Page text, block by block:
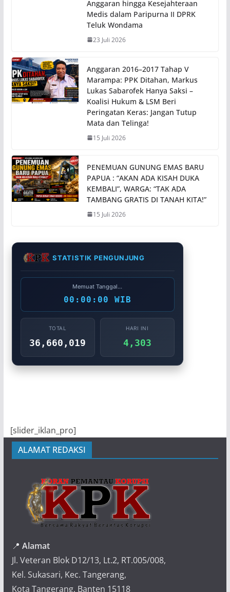
Anggaran hingga Kesejahteraan
Medis dalam Paripurna II DPRK
Teluk Wondama
23 Juli 2026
Anggaran 2016–2017 Tahap V
Marampa: PPK Ditahan, Markus
Lukas Sabarofek Hanya Saksi –
Koalisi Hukum & LSM Beri
Peringatan Keras: Jangan Tutup
Mata dan Telinga!
15 Juli 2026
PENEMUAN GUNUNG EMAS BARU
PAPUA : “AKAN ADA KISAH DUKA
KEMBALI”, WARGA: “TAK ADA
TAMBANG GRATIS DI TANAH KITA!”
15 Juli 2026
STATISTIK PENGUNJUNG
Memuat Tanggal...
00:00:00 WIB
TOTAL
36,660,019
HARI INI
4,303
[slider_iklan_pro]
ALAMAT REDAKSI
📍 Alamat
Jl. Veteran Blok D12/13, Lt.2, RT.005/008,
Kel. Sukasari, Kec. Tangerang,
Kota Tangerang, Banten 15118